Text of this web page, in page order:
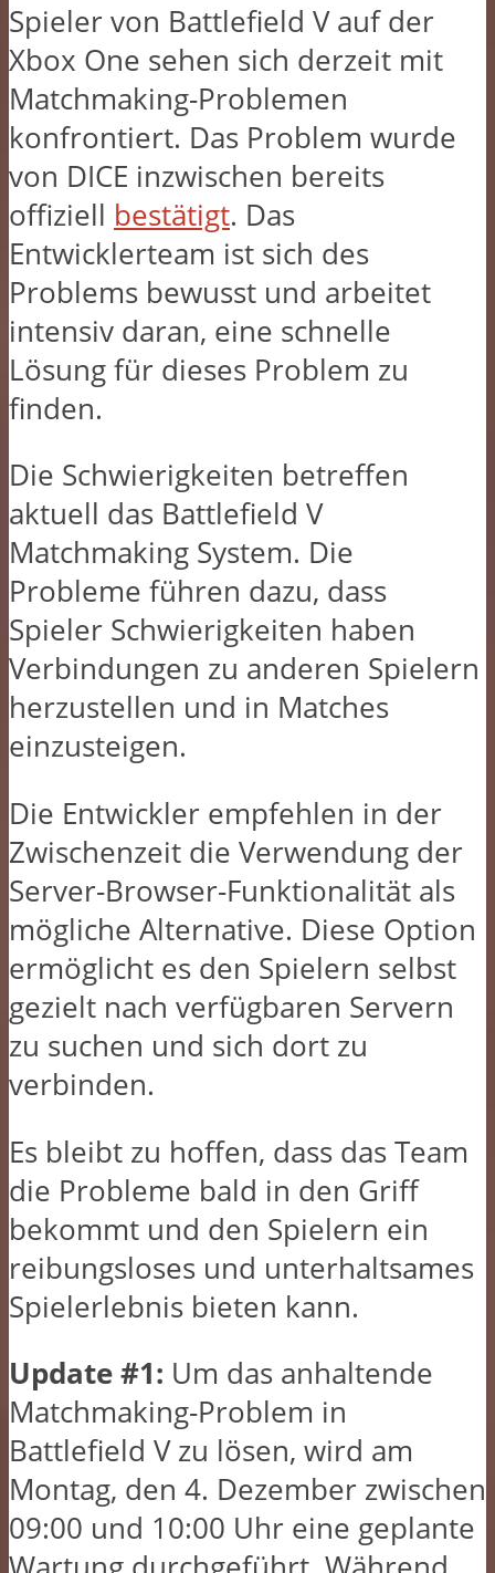
Spieler von Battlefield V auf der
Xbox One sehen sich derzeit mit
Matchmaking-Problemen
konfrontiert. Das Problem wurde
von DICE inzwischen bereits
offiziell bestätigt. Das
Entwicklerteam ist sich des
Problems bewusst und arbeitet
intensiv daran, eine schnelle
Lösung für dieses Problem zu
finden.
Die Schwierigkeiten betreffen
aktuell das Battlefield V
Matchmaking System. Die
Probleme führen dazu, dass
Spieler Schwierigkeiten haben
Verbindungen zu anderen Spielern
herzustellen und in Matches
einzusteigen.
Die Entwickler empfehlen in der
Zwischenzeit die Verwendung der
Server-Browser-Funktionalität als
mögliche Alternative. Diese Option
ermöglicht es den Spielern selbst
gezielt nach verfügbaren Servern
zu suchen und sich dort zu
verbinden.
Es bleibt zu hoffen, dass das Team
die Probleme bald in den Griff
bekommt und den Spielern ein
reibungsloses und unterhaltsames
Spielerlebnis bieten kann.
Update #1: Um das anhaltende
Matchmaking-Problem in
Battlefield V zu lösen, wird am
Montag, den 4. Dezember zwischen
09:00 und 10:00 Uhr eine geplante